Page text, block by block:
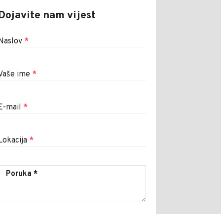
nam vijest
*
ime *
mail *
*